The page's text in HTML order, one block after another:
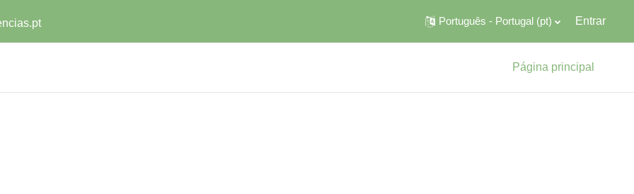
Português - Portugal ‎(pt)‎ Entrar
Página principal